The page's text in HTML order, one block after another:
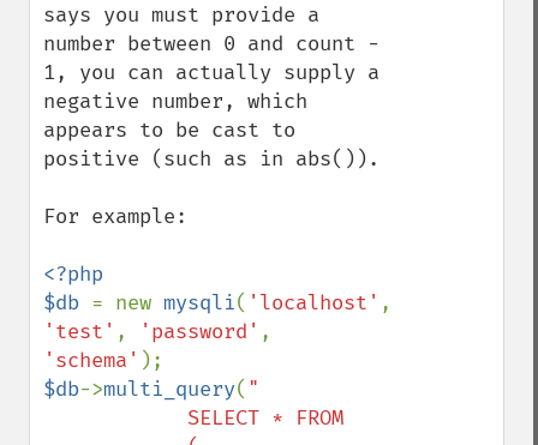
says you must provide a
number between 0 and count -
1, you can actually supply a
negative number, which
appears to be cast to
positive (such as in abs()).
For example:
<?php
$db = new mysqli( 'localhost'
'test' , 'password'
'schema'
$db->multi_query( "